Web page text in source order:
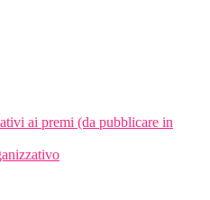
ai premi (da pubblicare in